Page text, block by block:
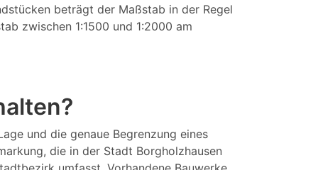
beträgt der Maßstab in der Regel
zwischen 1:1500 und 1:2000 am
und die genaue Begrenzung eines
die in der Stadt Borgholzhausen